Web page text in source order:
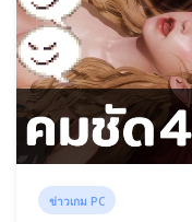
ข่าวเกม PC